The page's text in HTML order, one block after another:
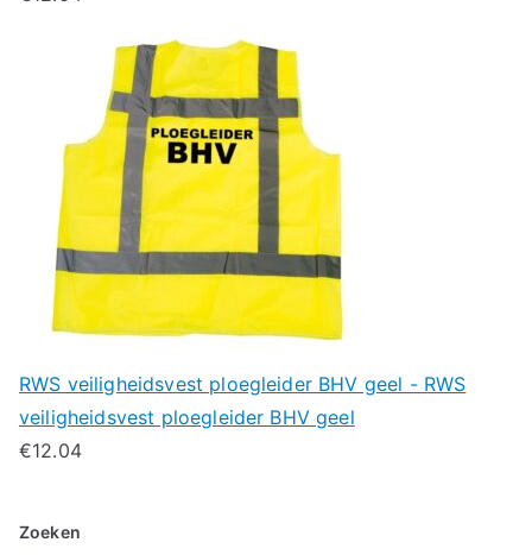
RWS veiligheidsvest ploegleider BHV geel - RWS
veiligheidsvest ploegleider BHV geel
€12.04
Zoeken